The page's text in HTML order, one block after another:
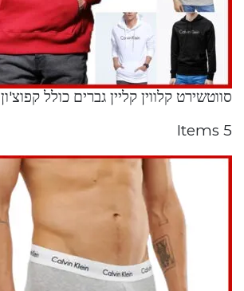
סווטשירט קלווין קליין גברים כולל קפוצ'ון
5 Items